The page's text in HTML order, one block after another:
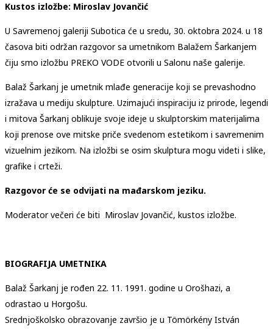
Kustos izložbe: Miroslav Jovančić
U Savremenoj galeriji Subotica će u sredu, 30. oktobra 2024. u 18
časova biti održan razgovor sa umetnikom Balažem Šarkanjem
čiju smo izložbu PREKO VODE otvorili u Salonu naše galerije.
Balaž Šarkanj je umetnik mlađe generacije koji se prevashodno
izražava u mediju skulpture. Uzimajući inspiraciju iz prirode, legendi
i mitova Šarkanj oblikuje svoje ideje u skulptorskim materijalima
koji prenose ove mitske priče svedenom estetikom i savremenim
vizuelnim jezikom. Na izložbi se osim skulptura mogu videti i slike,
grafike i crteži.
Razgovor će se odvijati na mađarskom jeziku.
Moderator večeri će biti Miroslav Jovančić, kustos izložbe.
BIOGRAFIJA UMETNIKA
Balaž Šarkanj je rođen 22. 11. 1991. godine u Orošhazi, a
odrastao u Horgošu.
Srednjoškolsko obrazovanje završio je u Tömörkény István